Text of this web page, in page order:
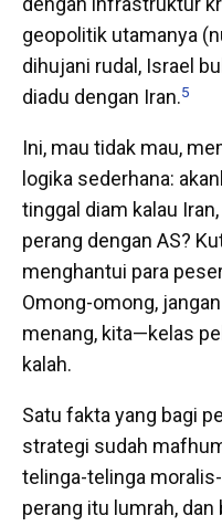
geopolitik utamanya
dihujani rudal, Israel
diadu dengan Iran.5
Ini, mau tidak mau,
logika sederhana:
tinggal diam kalau
perang dengan AS?
menghantui para
Omong-omong,
menang, kita—kelas
kalah.
Satu fakta yang bagi
strategi sudah
telinga-telinga
perang itu lumrah, dan